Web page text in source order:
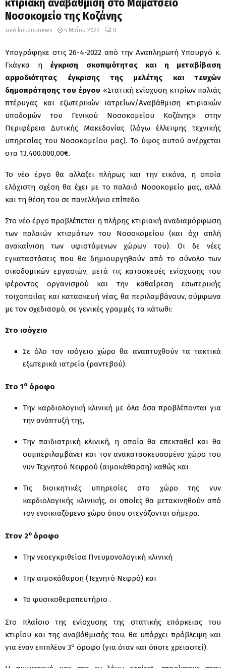
κτιριακή αναβάθμιση στο Μαμάτσειο
Νοσοκομείο της Κοζάνης
από kouzounews 4 Μαΐου 2022 0
Υπογράφηκε στις 26-4-2022 από την Αναπληρωτή Υπουργό κ.
Γκάγκα η έγκριση σκοπιμότητας και η μεταβίβαση
αρμοδιότητας έγκρισης της μελέτης και τευχών
δημοπράτησης του έργου «Στατική ενίσχυση κτιρίων παλιάς
πτέρυγας και εξωτερικών ιατρείων/Αναβάθμιση κτιριακών
υποδομών του Γενικού Νοσοκομείου Κοζάνης» στην
Περιφέρεια Δυτικής Μακεδονίας (λόγω έλλειψης τεχνικής
υπηρεσίας του Νοσοκομείου μας). Το ύψος αυτού ανέρχεται
στα 13.400.000,00€.
Το νέο έργο θα αλλάξει πλήρως και την εικόνα, η οποία
ελάχιστη σχέση θα έχει με το παλαιό Νοσοκομείο μας, αλλά
και τη θέση του σε πανελλήνιο επίπεδο.
Στο νέο έργο προβλέπεται η πλήρης κτιριακή αναδιαμόρφωση
των παλαιών κτισμάτων του Νοσοκομείου (και όχι απλή
ανακαίνιση των υφιστάμενων χώρων του). Οι δε νέες
εγκαταστάσεις που θα δημιουργηθούν από το σύνολο των
οικοδομικών εργασιών, μετά τις κατασκευές ενίσχυσης του
φέροντος οργανισμού και την καθαίρεση εσωτερικής
τοιχοποιίας και κατασκευή νέας, θα περιλαμβάνουν, σύμφωνα
με τον σχεδιασμό, σε γενικές γραμμές τα κάτωθι:
Στο ισόγειο
Σε όλο τον ισόγειο χώρο θα αναπτυχθούν τα τακτικά
εξωτερικά ιατρεία (ραντεβού).
Στο 1ο όροφο
Την καρδιολογική κλινική με όλα όσα προβλέπονται για
την ανάπτυξή της,
Την παιδιατρική κλινική, η οποία θα επεκταθεί και θα
συμπεριλαμβάνει και τον ανακατασκευασμένο χώρο του
νυν Τεχνητού Νεφρού (αιμοκάθαρση) καθώς και
Τις διοικητικές υπηρεσίες στο χώρο της νυν
καρδιολογικής κλινικής, οι οποίες θα μετακινηθούν από
τον ενοικιαζόμενο χώρο όπου στεγάζονται σήμερα.
Στον 2ο όροφο
Την νεοεγκριθείσα Πνευμονολογική κλινική
Την αιμοκάθαρση (Τεχνητό Νεφρό) και
Το φυσικοθεραπευτήριο .
Στο πλαίσιο της ενίσχυσης της στατικής επάρκειας του
κτιρίου και της αναβάθμισής του, θα υπάρχει πρόβλεψη και
για έναν επιπλέον 3ο όροφο (για όταν και όποτε χρειαστεί).